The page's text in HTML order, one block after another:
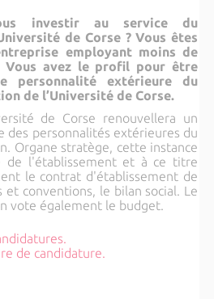
investir au service du
de Corse ? Vous êtes
employant moins de
Vous avez le profil pour être
personnalité extérieure du
de l’Université de Corse.
de Corse renouvellera un
des personnalités extérieures du
Organe stratège, cette instance
de l'établissement et à ce titre
le contrat d'établissement de
et conventions, le bilan social. Le
vote également le budget.
de candidature.